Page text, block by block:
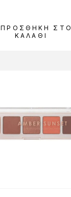
ΠΡΟΣΘΉΚΗ ΣΤΟ
ΚΑΛΆΘΙ